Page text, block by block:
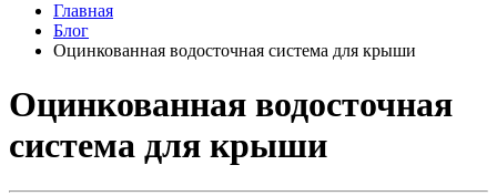
Главная
Блог
Оцинкованная водосточная система для крыши
Оцинкованная водосточная
система для крыши